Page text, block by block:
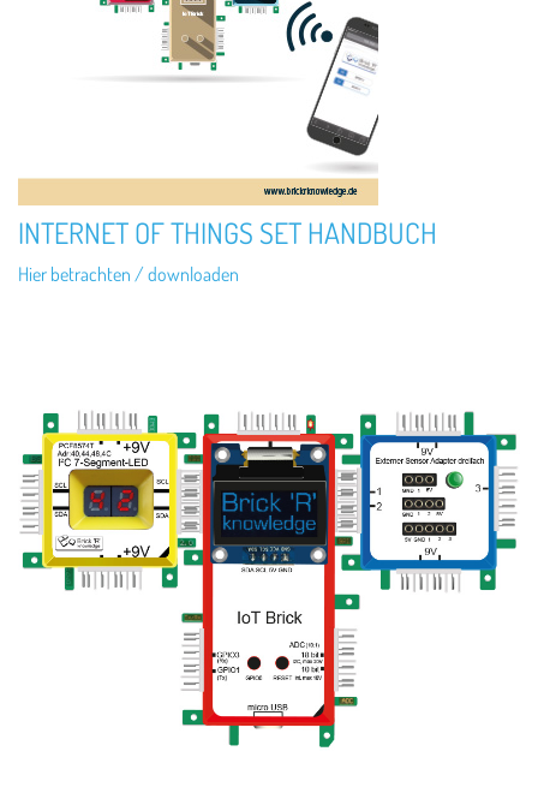
INTERNET OF THINGS SET HANDBUCH
Hier betrachten / downloaden